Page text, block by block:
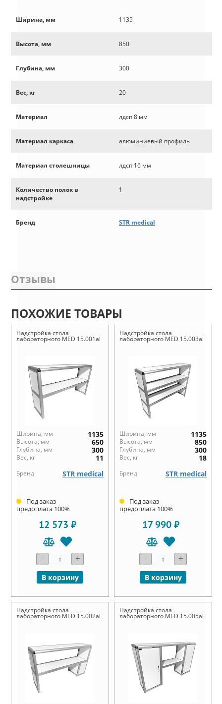
Ширина, мм 1135
Высота, мм 850
Глубина, мм 300
Вес, кг 20
Материал лдсп 8 мм
Материал каркаса алюминиевый профиль
Материал столешницы лдсп 16 мм
Количество полок в
надстройке
1
Бренд STR medical
Отзывы
ПОХОЖИЕ ТОВАРЫ
Надстройка стола
лабораторного MED 15.001al
Ширина, мм 1135
Высота, мм 650
Глубина, мм 300
Вес, кг 11
Бренд STR medical
Под заказ
предоплата 100%
12 573 ₽
- +
В корзину
Надстройка стола
лабораторного MED 15.003al
Ширина, мм 1135
Высота, мм 850
Глубина, мм 300
Вес, кг 18
Бренд STR medical
Под заказ
предоплата 100%
17 990 ₽
- +
В корзину
Надстройка стола
лабораторного MED 15.002al
Надстройка стола
лабораторного MED 15.005al